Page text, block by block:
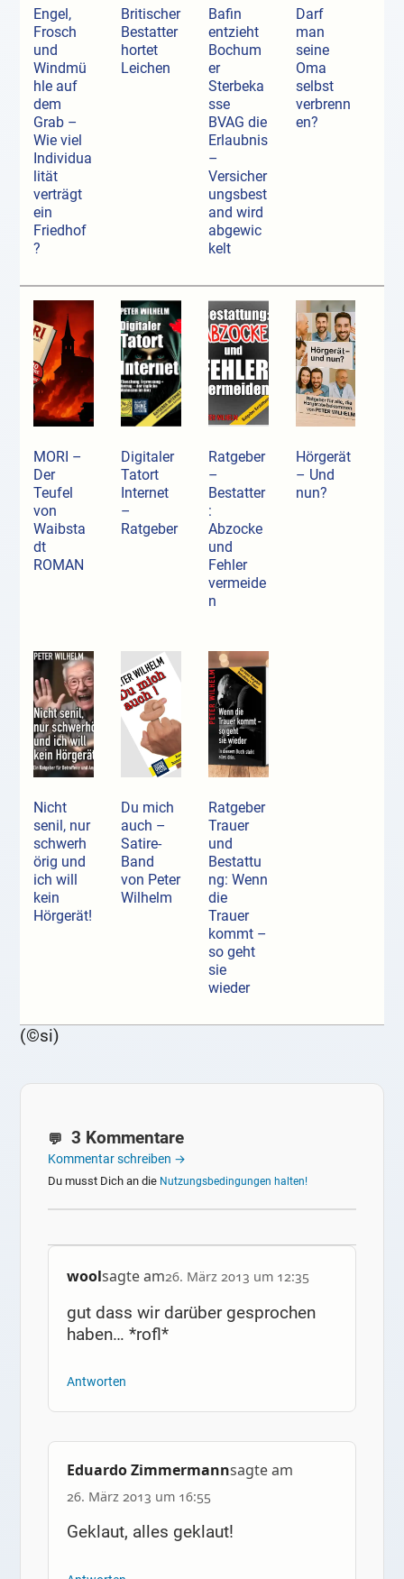
Engel,
Frosch
und
Windmü
hle auf
dem
Grab –
Wie viel
Individua
lität
verträgt
ein
Friedhof
?
Britischer
Bestatter
hortet
Leichen
Bafin
entzieht
Bochum
er
Sterbeka
sse
BVAG die
Erlaubnis
–
Versicher
ungsbest
and wird
abgewic
kelt
Darf
man
seine
Oma
selbst
verbrenn
en?
MORI –
Der
Teufel
von
Waibsta
dt
ROMAN
Digitaler
Tatort
Internet
–
Ratgeber
Ratgeber
–
Bestatter
:
Abzocke
und
Fehler
vermeide
n
Hörgerät
– Und
nun?
Nicht
senil, nur
schwerh
örig und
ich will
kein
Hörgerät!
Du mich
auch –
Satire-
Band
von Peter
Wilhelm
Ratgeber
Trauer
und
Bestattu
ng: Wenn
die
Trauer
kommt –
so geht
sie
wieder
(©si)
3 Kommentare
Kommentar schreiben →
Du musst Dich an die Nutzungsbedingungen halten!
woolsagte am26. März 2013 um 12:35
gut dass wir darüber gesprochen
haben… *rofl*
Antworten
Eduardo Zimmermannsagte am
26. März 2013 um 16:55
Geklaut, alles geklaut!